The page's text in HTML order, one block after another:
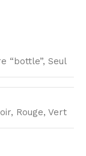
“bottle”, Seul
, Rouge, Vert